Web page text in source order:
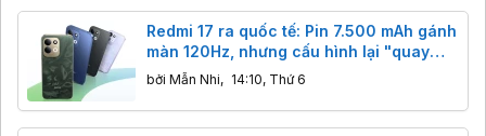
Redmi 17 ra quốc tế: Pin 7.500 mAh gánh
màn 120Hz, nhưng cấu hình lại "quay
xe" về thời eMMC và màn HD+
bởi Mẫn Nhi, 14:10, Thứ 6